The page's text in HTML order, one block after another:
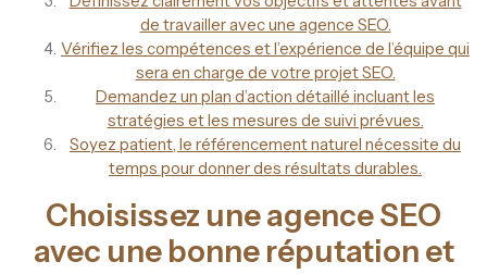
de travailler avec une agence SEO.
Vérifiez les compétences et l’expérience de l’équipe qui
sera en charge de votre projet SEO.
Demandez un plan d’action détaillé incluant les
stratégies et les mesures de suivi prévues.
Soyez patient, le référencement naturel nécessite du
temps pour donner des résultats durables.
Choisissez une agence SEO
avec une bonne réputation et